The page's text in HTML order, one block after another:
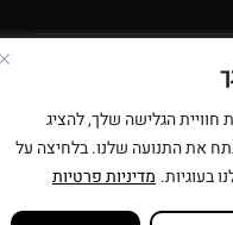
הגלישה שלך, להציג
את התנועה שלנו. בלחיצה על
בעוגיות. מדיניות פרטיות
המחירים